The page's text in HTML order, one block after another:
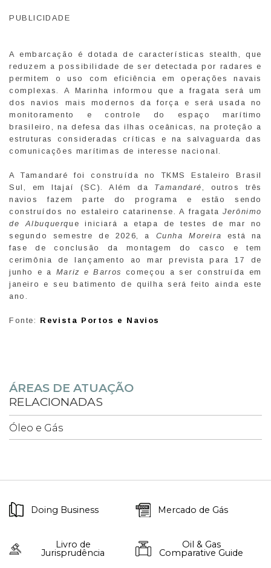
PUBLICIDADE
A embarcação é dotada de características stealth, que
reduzem a possibilidade de ser detectada por radares e
permitem o uso com eficiência em operações navais
complexas. A Marinha informou que a fragata será um
dos navios mais modernos da força e será usada no
monitoramento e controle do espaço marítimo
brasileiro, na defesa das ilhas oceânicas, na proteção a
estruturas consideradas críticas e na salvaguarda das
comunicações marítimas de interesse nacional.
A Tamandaré foi construída no TKMS Estaleiro Brasil
Sul, em Itajaí (SC). Além da Tamandaré, outros três
navios fazem parte do programa e estão sendo
construídos no estaleiro catarinense. A fragataJerônimo
de Albuquerque iniciará a etapa de testes de mar no
segundo semestre de 2026, a Cunha Moreira está na
fase de conclusão da montagem do casco e tem
cerimônia de lançamento ao mar prevista para 17 de
junho e a Mariz e Barros começou a ser construída em
janeiro e seu batimento de quilha será feito ainda este
ano.
Fonte: Revista Portos e Navios
ÁREAS DE ATUAÇÃO
RELACIONADAS
Óleo e Gás
Doing Business Mercado de Gás
Livro de
Jurisprudência
Oil & Gas
Comparative Guide